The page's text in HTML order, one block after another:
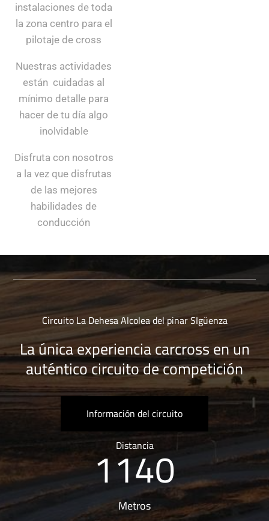
instalaciones de toda
la zona centro para el
pilotaje de cross
Nuestras actividades
están cuidadas al
mínimo detalle para
hacer de tu día algo
inolvidable
Disfruta con nosotros
a la vez que disfrutas
de las mejores
habilidades de
conducción
Circuito La Dehesa Alcolea del pinar SIgüenza
La única experiencia carcross en un
auténtico circuito de competición
Información del circuito
Distancia
1140
Metros